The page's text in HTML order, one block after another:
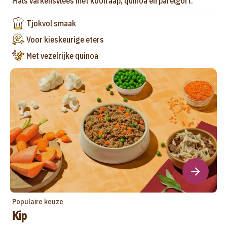
Tjokvol smaak
Voor kieskeurige eters
Met vezelrijke quinoa
Populaire keuze
Kip